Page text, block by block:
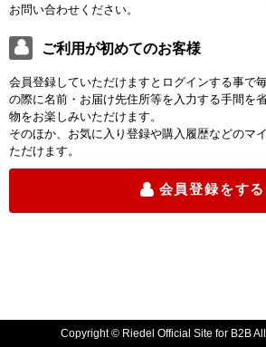
お問い合わせください。
ご利用が初めてのお客様
会員登録していただけますとログインする事で
の際に名前・お届け先住所等を入力する手間を
物をお楽しみいただけます。
そのほか、お気に入り登録や購入履歴などのマ
ただけます。
会員登録をする
Copyright © Riedel Official Site for B2B